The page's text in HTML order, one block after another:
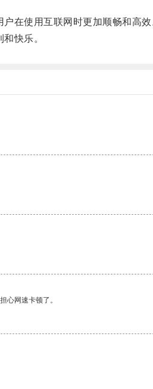
在使用互联网时更加顺畅和高效
快乐。
心网速卡顿了。